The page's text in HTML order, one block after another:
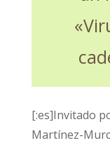
[:es]Invitado
Martínez-